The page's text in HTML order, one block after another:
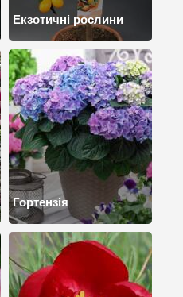
Екзотичні рослини
Гортензія